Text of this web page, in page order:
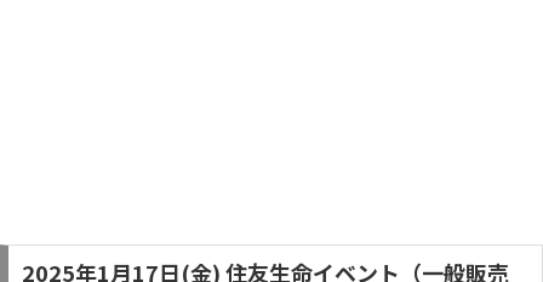
2025年1月17日(金) 住友生命イベント（一般販売